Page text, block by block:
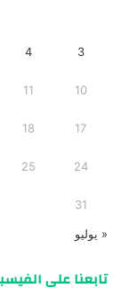
3
4
10
11
17
18
24
25
31
« يوليو
تابعنا على